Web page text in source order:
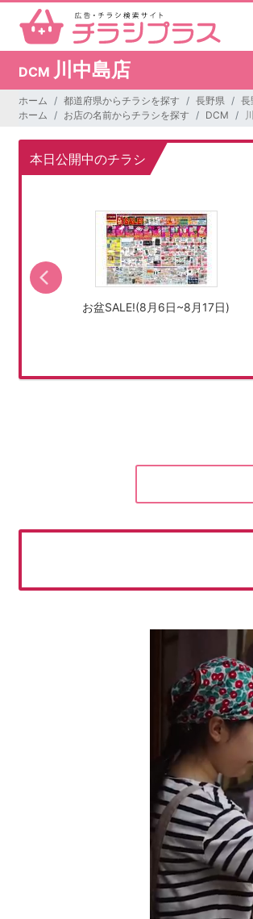
DCM 川中島店
ホーム 都道府県からチラシを探す 長野県 長
ホーム
お店の名前からチラシを探す DCM
本日公開中のチラシ
お盆SALE!(8月6日~8月17日)